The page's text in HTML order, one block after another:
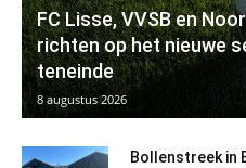
FC Lisse, VVSB en
richten op het nieuwe
teneinde
8 augustus 2026
Bollenstreek in